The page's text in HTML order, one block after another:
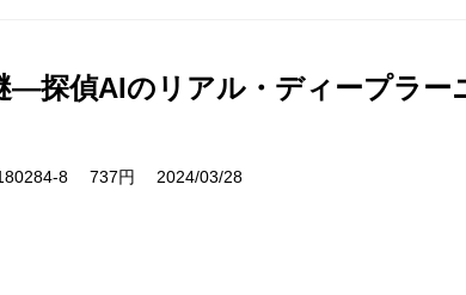
―探偵AIのリアル・ディープラ
8 737円 2024/03/28